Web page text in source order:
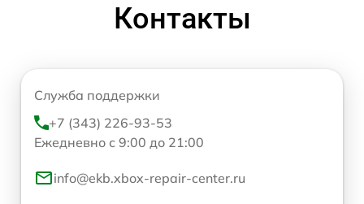
Контакты
Служба поддержки
+7 (343) 226-93-53
Ежедневно с 9:00 до 21:00
info@ekb.xbox-repair-center.ru